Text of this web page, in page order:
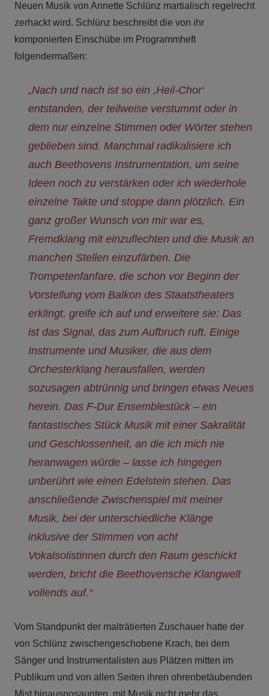
Neuen Musik von Annette Schlünz martialisch regelrecht
zerhackt wird. Schlünz beschreibt die von ihr
komponierten Einschübe im Programmheft
folgendermaßen:
„Nach und nach ist so ein ,Heil-Chor‘
entstanden, der teilweise verstummt oder in
dem nur einzelne Stimmen oder Wörter stehen
geblieben sind. Manchmal radikalisiere ich
auch Beethovens Instrumentation, um seine
Ideen noch zu verstärken oder ich wiederhole
einzelne Takte und stoppe dann plötzlich. Ein
ganz großer Wunsch von mir war es,
Fremdklang mit einzuflechten und die Musik an
manchen Stellen einzufärben. Die
Trompetenfanfare, die schon vor Beginn der
Vorstellung vom Balkon des Staatstheaters
erklingt, greife ich auf und erweitere sie: Das
ist das Signal, das zum Aufbruch ruft. Einige
Instrumente und Musiker, die aus dem
Orchesterklang herausfallen, werden
sozusagen abtrünnig und bringen etwas Neues
herein. Das F-Dur Ensemblestück – ein
fantastisches Stück Musik mit einer Sakralität
und Geschlossenheit, an die ich mich nie
heranwagen würde – lasse ich hingegen
unberührt wie einen Edelstein stehen. Das
anschließende Zwischenspiel mit meiner
Musik, bei der unterschiedliche Klänge
inklusive der Stimmen von acht
Vokalsolistinnen durch den Raum geschickt
werden, bricht die Beethovensche Klangwelt
vollends auf.“
Vom Standpunkt der malträtierten Zuschauer hatte der
von Schlünz zwischengeschobene Krach, bei dem
Sänger und Instrumentalisten aus Plätzen mitten im
Publikum und von allen Seiten ihren ohrenbetäubenden